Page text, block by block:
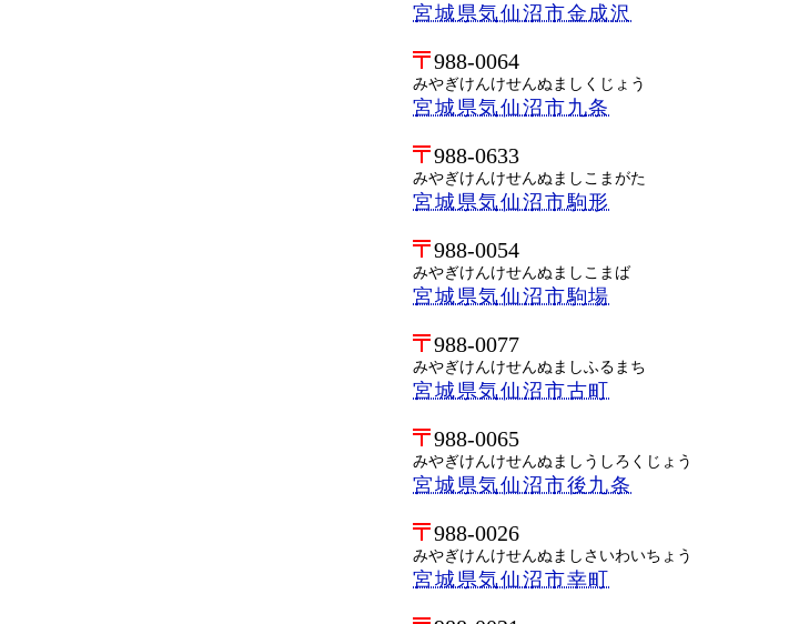
宮城県気仙沼市金成沢
988-0064
みやぎけんけせんぬましくじょう
宮城県気仙沼市九条
988-0633
みやぎけんけせんぬましこまがた
宮城県気仙沼市駒形
988-0054
みやぎけんけせんぬましこまば
宮城県気仙沼市駒場
988-0077
みやぎけんけせんぬましふるまち
宮城県気仙沼市古町
988-0065
みやぎけんけせんぬましうしろくじょう
宮城県気仙沼市後九条
988-0026
みやぎけんけせんぬましさいわいちょう
宮城県気仙沼市幸町